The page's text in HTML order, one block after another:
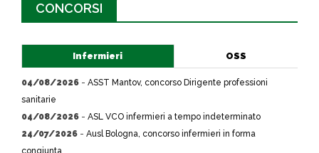
CONCORSI
Infermieri OSS
04/08/2026 - ASST Mantov, concorso Dirigente professioni
sanitarie
04/08/2026 - ASL VCO infermieri a tempo indeterminato
24/07/2026 - Ausl Bologna, concorso infermieri in forma
congiunta